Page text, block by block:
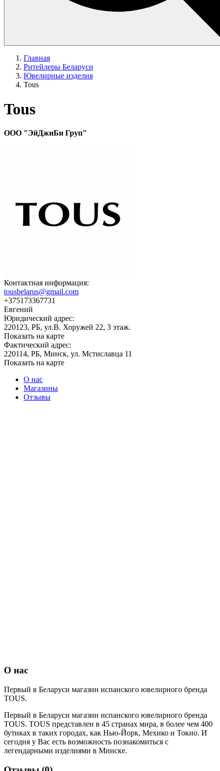
Главная
Ритейлеры Беларуси
Ювелирные изделия
Tous
Tous
ООО "ЭйДжиБи Груп"
Контактная информация:
tousbelarus@gmail.com
+375173367731
Евгений
Юридический адрес:
220123, РБ, ул.В. Хоружей 22, 3 этаж.
Показать на карте
Фактический адрес:
220114, РБ, Минск, ул. Мстиславца 11
Показать на карте
О нас
Магазины
Отзывы
О нас
Первый в Беларуси магазин испанского ювелирного бренда
TOUS.
Первый в Беларуси магазин испанского ювелирного бренда
TOUS. TOUS представлен в 45 странах мира, в более чем 400
бутиках в таких городах, как Нью-Йорк, Мехико и Токио. И
сегодня у Вас есть возможность познакомиться с
легендарными изделиями в Минске.